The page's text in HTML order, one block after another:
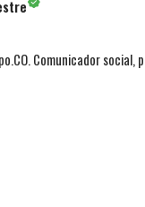
Comunicador